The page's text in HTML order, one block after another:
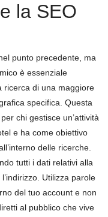
la SEO
punto precedente, ma
è essenziale
ricerca di una maggiore
specifica. Questa
chi gestisce un’attività
e ha come obiettivo
delle ricerche.
tutti i dati relativi alla
Utilizza parole
del tuo account e non
al pubblico che vive